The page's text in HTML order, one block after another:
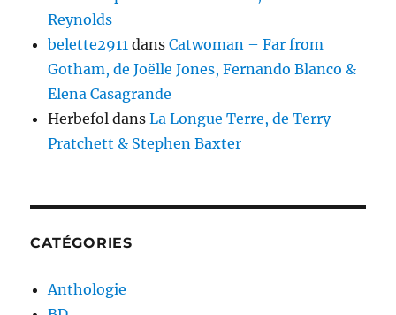
Reynolds
belette2911 dansCatwoman – Far from
Gotham, de Joëlle Jones, Fernando Blanco &
Elena Casagrande
Herbefol dansLa Longue Terre, de Terry
Pratchett & Stephen Baxter
CATÉGORIES
Anthologie